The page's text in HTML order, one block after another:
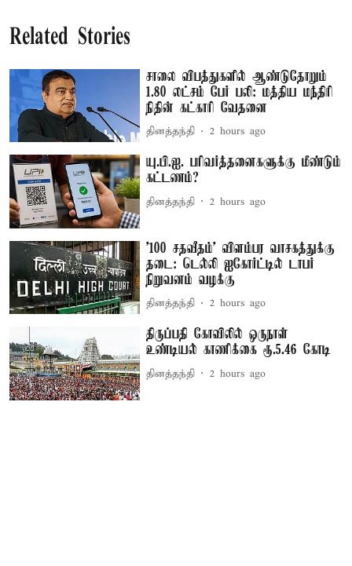
Related Stories
சாலை விபத்துகளில் ஆண்டுதோறும்
1.80 லட்சம் பேர் பலி: மத்திய மந்திரி
நிதின் கட்காரி வேதனை
தினத்தந்தி 2 hours ago
யு.பி.ஐ. பரிவர்த்தனைகளுக்கு மீண்டும்
கட்டணம்?
தினத்தந்தி 2 hours ago
'100 சதவீதம்' விளம்பர வாசகத்துக்கு
தடை: டெல்லி ஐகோர்ட்டில் டாபர்
நிறுவனம் வழக்கு
தினத்தந்தி 2 hours ago
திருப்பதி கோவிலில் ஒருநாள்
உண்டியல் காணிக்கை ரூ.5.46 கோடி
தினத்தந்தி 2 hours ago